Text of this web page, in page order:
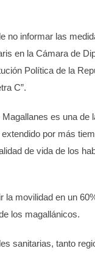
no informar las
en la Cámara de
Política de la
C”.
es una de
por más
de vida de los
la movilidad en un
los magallánicos.
sanitarias, tanto